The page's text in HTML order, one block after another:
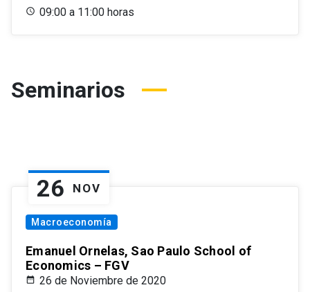
09:00 a 11:00 horas
Seminarios
26 NOV
Macroeconomía
Emanuel Ornelas, Sao Paulo School of
Economics – FGV
26 de Noviembre de 2020